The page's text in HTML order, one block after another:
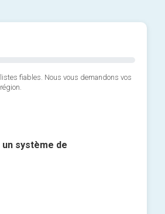
fiables. Nous vous demandons vos
système de